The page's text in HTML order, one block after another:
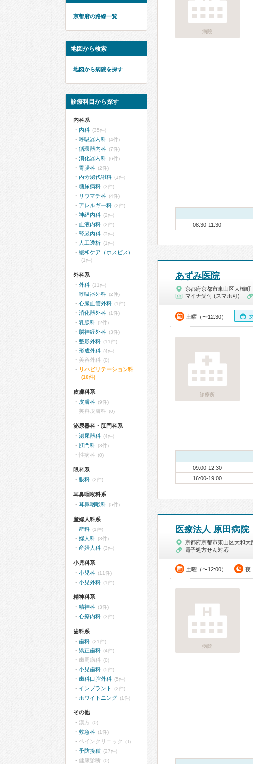
病院
08:30-11:30
あずみ医院
京都府京都市東山区大橋町
マイナ受付 (スマホ可)
土曜（〜12:30）
診療所
09:00-12:30
16:00-19:00
医療法人 原田病院
京都府京都市東山区大和大
電子処方せん対応
土曜（〜12:00） 夜
病院
京都府の路線一覧
地図から検索
地図から病院を探す
診療科目から探す
内科系
内科 (35件)
呼吸器内科 (4件)
循環器内科 (7件)
消化器内科 (6件)
胃腸科 (2件)
内分泌代謝科 (1件)
糖尿病科 (3件)
リウマチ科 (4件)
アレルギー科 (2件)
神経内科 (2件)
血液内科 (2件)
腎臓内科 (2件)
人工透析 (1件)
緩和ケア（ホスピス）
(1件)
外科系
外科 (11件)
呼吸器外科 (2件)
心臓血管外科 (1件)
消化器外科 (1件)
乳腺科 (2件)
脳神経外科 (3件)
整形外科 (11件)
形成外科 (4件)
美容外科 (0)
リハビリテーション科
(10件)
皮膚科系
皮膚科 (9件)
美容皮膚科 (0)
泌尿器科・肛門科系
泌尿器科 (4件)
肛門科 (3件)
性病科 (0)
眼科系
眼科 (2件)
耳鼻咽喉科系
耳鼻咽喉科 (5件)
産婦人科系
産科 (1件)
婦人科 (3件)
産婦人科 (3件)
小児科系
小児科 (11件)
小児外科 (1件)
精神科系
精神科 (3件)
心療内科 (3件)
歯科系
歯科 (21件)
矯正歯科 (4件)
歯周病科 (0)
小児歯科 (5件)
歯科口腔外科 (5件)
インプラント (2件)
ホワイトニング (1件)
その他
漢方 (0)
救急科 (1件)
ペインクリニック (0)
予防接種 (27件)
健康診断 (0)